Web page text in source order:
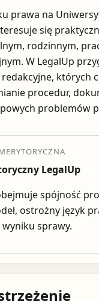
prawa na
się
rodzinnym,
W LegalUp
których
procedur,
problemów
LegalUp
spójność
ostrożny język
sprawy.